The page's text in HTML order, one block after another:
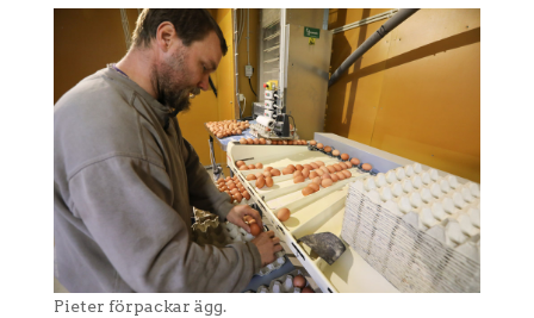
Pieter förpackar ägg.